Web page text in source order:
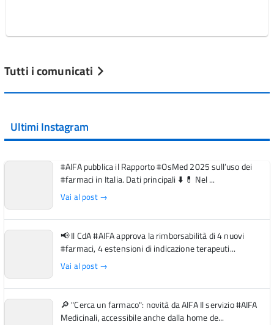
Tutti i comunicati
Ultimi Instagram
#AIFA pubblica il Rapporto #OsMed 2025 sull’uso dei
#farmaci in Italia. Dati principali ⬇️ 💊 Nel ...
Vai al post →
📢 Il CdA #AIFA approva la rimborsabilità di 4 nuovi
#farmaci, 4 estensioni di indicazione terapeuti...
Vai al post →
🔎 "Cerca un farmaco": novità da AIFA Il servizio #AIFA
Medicinali, accessibile anche dalla home de...